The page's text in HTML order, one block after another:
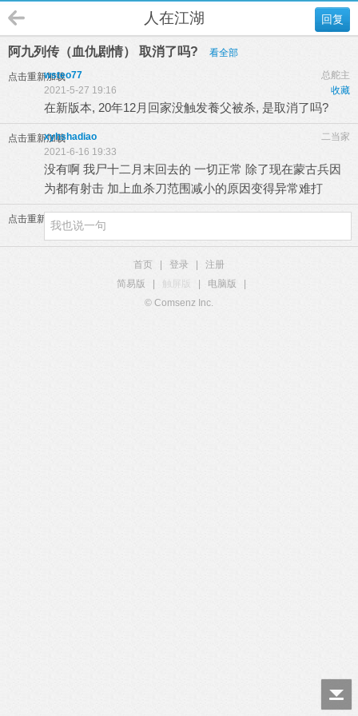
回复
人在江湖
阿九列传（血仇剧情） 取消了吗? 看全部
点击重新加载 总舵主
wsteo77
收藏
2021-5-27 19:16
在新版本, 20年12月回家没触发養父被杀, 是取消了吗?
点击重新加载 二当家
xyhshadiao
2021-6-16 19:33
没有啊 我尸十二月末回去的 一切正常 除了现在蒙古兵因
为都有射击 加上血杀刀范围减小的原因变得异常难打
点击重新加载
首页 登录
注册
简易版
触屏版 电脑版
© Comsenz Inc.